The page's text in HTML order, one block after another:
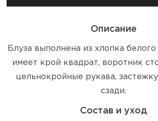
Описание
Блуза выполнена из хлопка
имеет крой квадрат, воротник
цельнокройные рукава,
сзади.
Состав и уход